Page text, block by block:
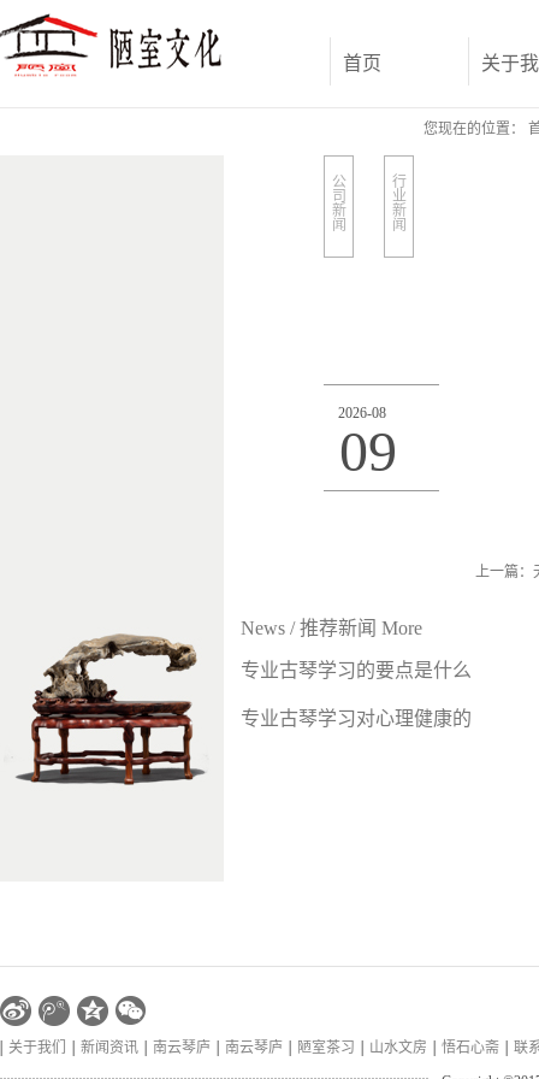
首页 关于
您现在的位置：
公
司
新
闻
行
业
新
闻
2026-08
09
上一篇：
News / 推荐新闻 More
专业古琴学习的要点是什么
专业古琴学习对心理健康的
关于我们 新闻资讯 南云琴庐 南云琴庐 陋室茶习 山水文房 悟石心斋
联